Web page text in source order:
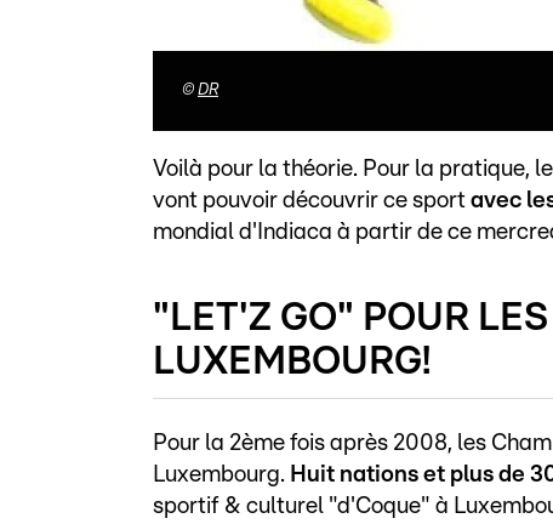
© DR
Voilà pour la théorie. Pour la pratique,
vont pouvoir découvrir ce sport avec
mondial d'Indiaca à partir de ce
"LET'Z GO" POUR
LUXEMBOURG!
Pour la 2ème fois après 2008, les
Luxembourg. Huit nations et plus de
sportif & culturel "d'Coque" à